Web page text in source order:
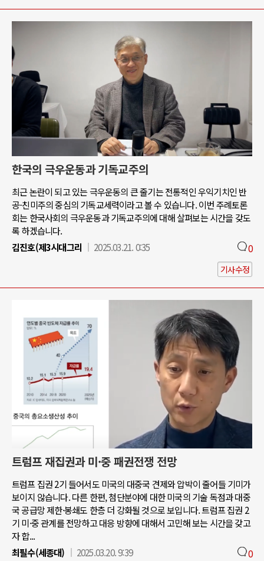
한국의 극우운동과 기독교주의
최근 논란이 되고 있는 극우운동의 큰 줄기는 전통적인 우익기치인 반
공-친미주의 중심의 기독교세력이라고 볼 수 있습니다. 이번 주례토론
회는 한국사회의 극우운동과 기독교주의에 대해 살펴보는 시간을 갖도
록 하겠습니다.
김진호(제3시대그리
2025.03.21. 0:35 0
기사수정
트럼프 재집권과 미·중 패권전쟁 전망
트럼프 집권 2기 들어서도 미국의 대중국 견제와 압박이 줄어들 기미가
보이지 않습니다. 다른 한편, 첨단분야에 대한 미국의 기술 독점과 대중
국 공급망 제한·봉쇄도 한층 더 강화될 것으로 보입니다. 트럼프 집권 2
기 미·중 관계를 전망하고 대응 방향에 대해서 고민해 보는 시간을 갖고
자 합...
최필수(세종대)
2025.03.20. 9:39 0